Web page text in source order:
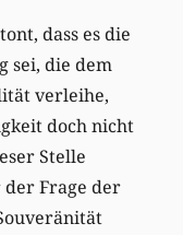
dass es die
sei, die dem
verleihe,
doch nicht
Stelle
der Frage der